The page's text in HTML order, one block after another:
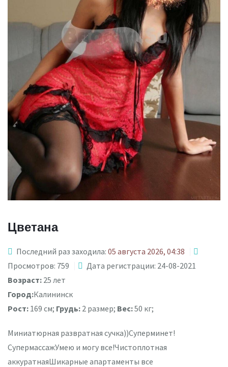
Цветана
Последний раз заходила: 05 августа 2026, 04:38
Просмотров: 759
Дата регистрации: 24-08-2021
Возраст: 25 лет
Город:Калининск
Рост: 169 см; Грудь: 2 размер; Вес:50 кг;
Миниатюрная развратная сучка))Суперминет!
СупермассажУмею и могу все!Чистоплотная
аккуратнаяШикарные апартаменты все